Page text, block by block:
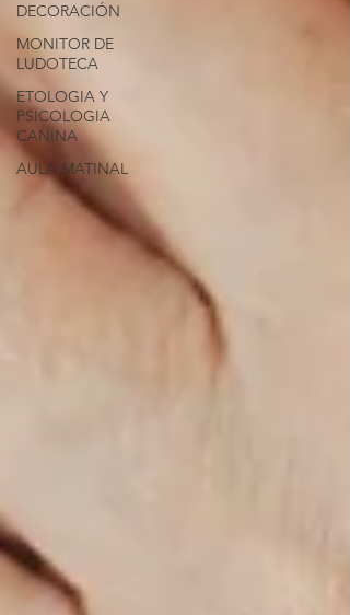
DECORACIÓN
MONITOR DE
LUDOTECA
ETOLOGIA Y
PSICOLOGIA
CANINA
AULA MATINAL